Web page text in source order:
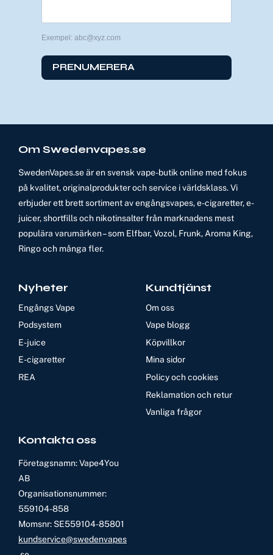
Exempel: abc@xyz.com
PRENUMERERA
Om Swedenvapes.se
SwedenVapes.se är en svensk vape-butik online med fokus
på kvalitet, originalprodukter och service i världsklass. Vi
erbjuder ett brett sortiment av engångsvapes, e-cigaretter, e-
juicer, shortfills och nikotinsalter från marknadens mest
populära varumärken – som Elfbar, Vozol, Frunk, Aroma King,
Ringo och många fler.
Nyheter
Engångs Vape
Podsystem
E-juice
E-cigaretter
REA
Kundtjänst
Om oss
Vape blogg
Köpvillkor
Mina sidor
Policy och cookies
Reklamation och retur
Vanliga frågor
Kontakta oss
Företagsnamn: Vape4You
AB
Organisationsnummer:
559104-858
Momsnr: SE559104-85801
kundservice@swedenvapes